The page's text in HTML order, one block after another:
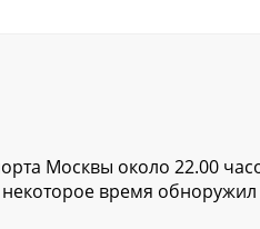
Москвы около 22.00
время обноружил